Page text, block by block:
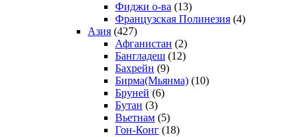
Фиджи о-ва (13)
Французская Полинезия (4)
Азия (427)
Афганистан (2)
Бангладеш (12)
Бахрейн (9)
Бирма(Мьянма) (10)
Бруней (6)
Бутан (3)
Вьетнам (5)
Гон-Конг (18)